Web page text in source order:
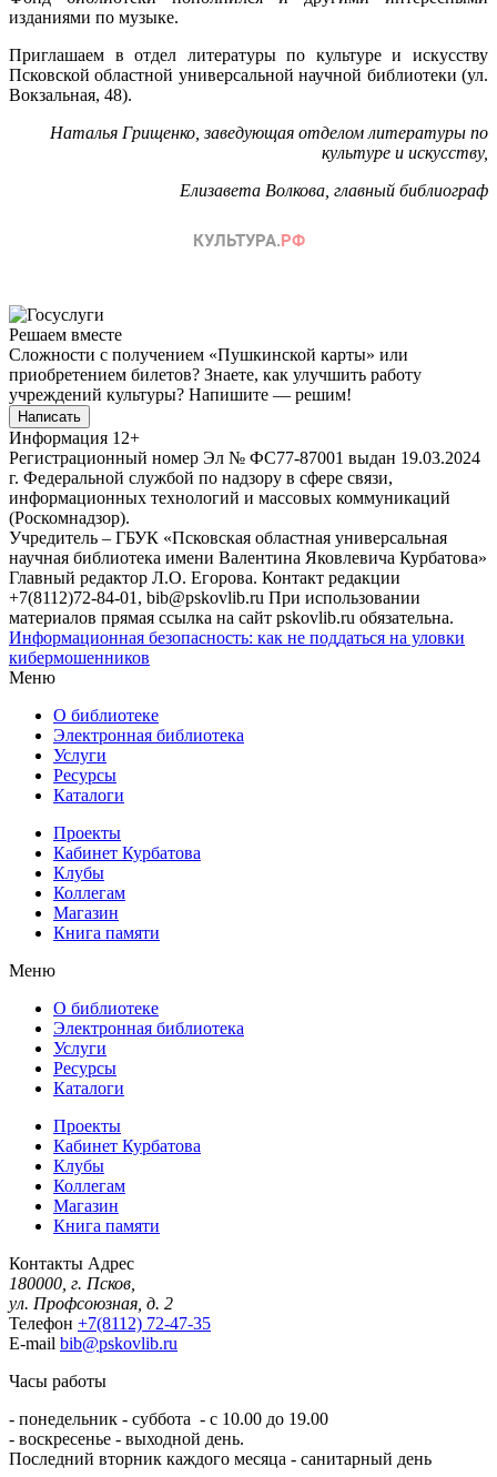
изданиями по музыке.
Приглашаем в отдел литературы по культуре и искусству
Псковской областной универсальной научной библиотеки (ул.
Вокзальная, 48).
Наталья Грищенко, заведующая отделом литературы по
культуре и искусству,
Елизавета Волкова, главный библиограф
Решаем вместе
Сложности с получением «Пушкинской карты» или
приобретением билетов? Знаете, как улучшить работу
учреждений культуры? Напишите — решим!
Написать
Информация 12+
Регистрационный номер Эл № ФС77-87001 выдан 19.03.2024
г. Федеральной службой по надзору в сфере связи,
информационных технологий и массовых коммуникаций
(Роскомнадзор).
Учредитель – ГБУК «Псковская областная универсальная
научная библиотека имени Валентина Яковлевича Курбатова»
Главный редактор Л.О. Егорова. Контакт редакции
+7(8112)72-84-01, bib@pskovlib.ru При использовании
материалов прямая ссылка на сайт pskovlib.ru обязательна.
Информационная безопасность: как не поддаться на уловки
кибермошенников
Меню
О библиотеке
Электронная библиотека
Услуги
Ресурсы
Каталоги
Проекты
Кабинет Курбатова
Клубы
Коллегам
Магазин
Книга памяти
Меню
О библиотеке
Электронная библиотека
Услуги
Ресурсы
Каталоги
Проекты
Кабинет Курбатова
Клубы
Коллегам
Магазин
Книга памяти
Контакты Адрес
180000, г. Псков,
ул. Профсоюзная, д. 2
Телефон +7(8112) 72-47-35
E-mail bib@pskovlib.ru
Часы работы
- понедельник - суббота - с 10.00 до 19.00
- воскресенье - выходной день.
Последний вторник каждого месяца - санитарный день